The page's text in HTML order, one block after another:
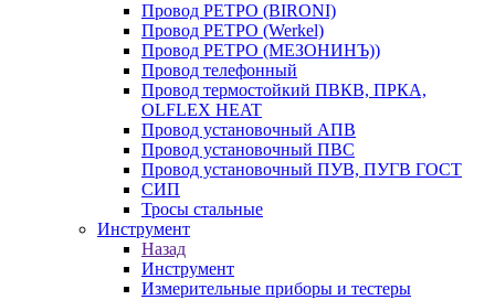
Провод РЕТРО (BIRONI)
Провод РЕТРО (Werkel)
Провод РЕТРО (МЕЗОНИНЪ))
Провод телефонный
Провод термостойкий ПВКВ, ПРКА,
OLFLEX HEAT
Провод установочный АПВ
Провод установочный ПВС
Провод установочный ПУВ, ПУГВ ГОСТ
СИП
Тросы стальные
Инструмент
Назад
Инструмент
Измерительные приборы и тестеры